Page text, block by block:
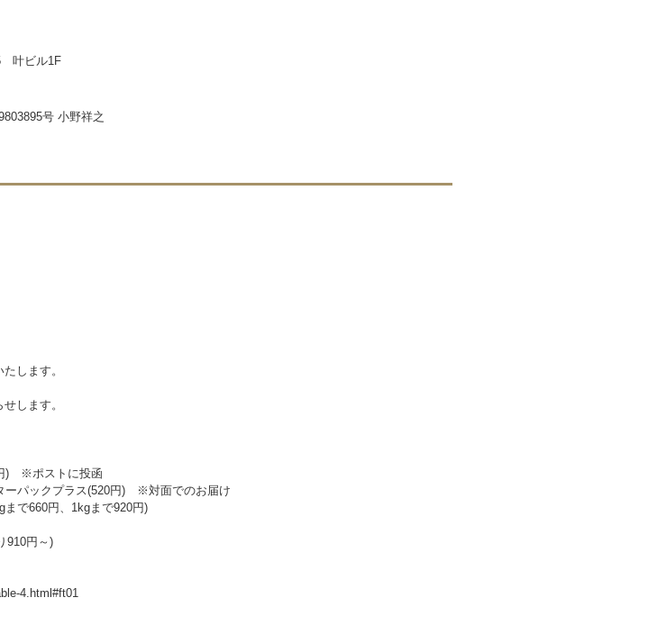
叶ビル1F
号 小野祥之
します。
します。
) ※ポストに投函
ーパックプラス(520円) ※対面でのお届け
で660円、1kgまで920円)
910円～)
4.html#ft01